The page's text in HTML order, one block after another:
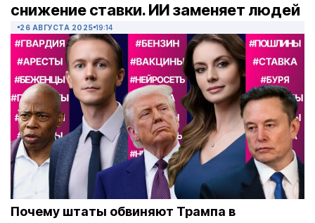
снижение ставки. ИИ заменяет людей
26 АВГУСТА 2025 19:14
Почему штаты обвиняют Трампа в